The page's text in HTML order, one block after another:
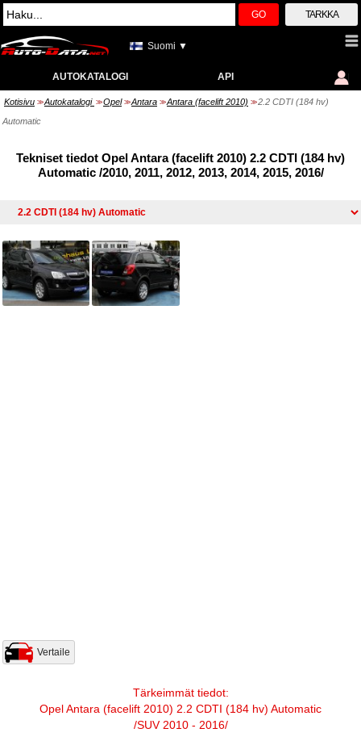
GO TARKKA
Suomi ▼
AUTOKATALOGI API
Kotisivu >> Autokatalogi >> Opel >> Antara >> Antara (facelift 2010) >> 2.2 CDTI (184 hv)
Automatic
Tekniset tiedot Opel Antara (facelift 2010) 2.2 CDTI (184 hv)
Automatic /2010, 2011, 2012, 2013, 2014, 2015, 2016/
Vertaile
Tärkeimmät tiedot:
Opel Antara (facelift 2010) 2.2 CDTI (184 hv) Automatic
/SUV 2010 - 2016/